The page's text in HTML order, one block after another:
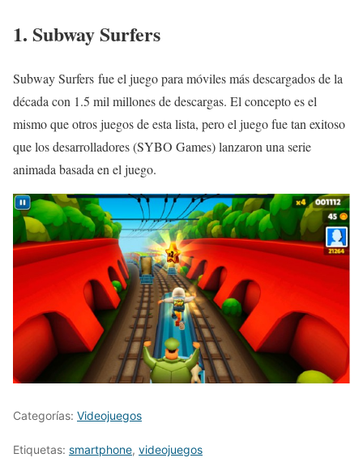
1. Subway Surfers
Subway Surfers fue el juego para móviles más descargados de la
década con 1.5 mil millones de descargas. El concepto es el
mismo que otros juegos de esta lista, pero el juego fue tan exitoso
que los desarrolladores (SYBO Games) lanzaron una serie
animada basada en el juego.
Categorías: Videojuegos
Etiquetas: smartphone, videojuegos